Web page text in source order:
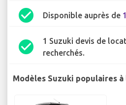
check_circle Disponible auprès de
check_circle
1 Suzuki devis de
recherchés.
Modèles Suzuki populaires à